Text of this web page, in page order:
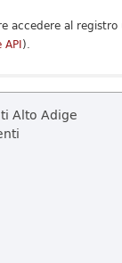
accedere al registro
).
Alto Adige